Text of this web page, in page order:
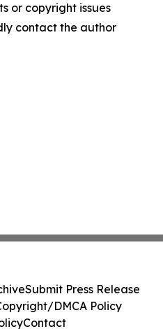
or copyright issues
contact the author
Submit Press Release
DMCA Policy
Contact